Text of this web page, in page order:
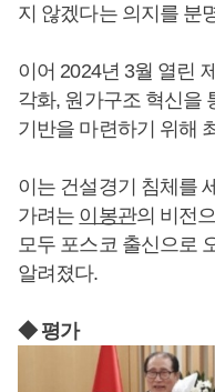
지 않겠다는 의지를 분
이어 2024년 3월 열린
각화, 원가구조 혁신을
기반을 마련하기 위해
이는 건설경기 침체를
가려는 이봉관의 비전
모두 포스코 출신으로
알려졌다.
◆ 평가